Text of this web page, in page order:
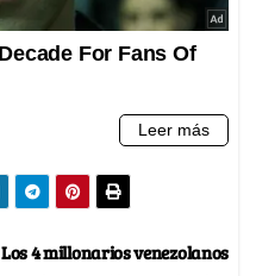
Los 4 millonarios venezolanos